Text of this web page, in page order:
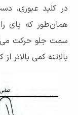
در کلید عبوری،
همان‌طور که پای
سمت جلو حرکت
بالاتنه کمی بالاتر